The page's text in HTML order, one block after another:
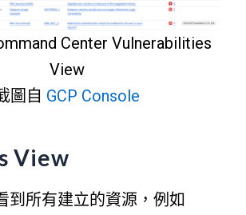
Center Vulnerabilities
View
圖自 GCP Console
View
到所有建立的資源，例如